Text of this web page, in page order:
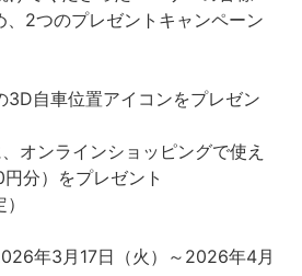
、2つのプレゼントキャンペーン
3D自車位置アイコンをプレゼン
オンラインショッピングで使え
分）をプレゼント
年3月17日（火）～2026年4月